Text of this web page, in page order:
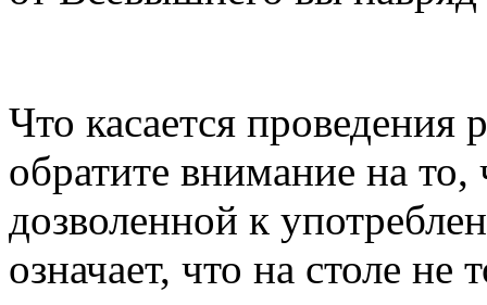
Что касается проведения
обратите внимание на
дозволенной к
означает, что на столе